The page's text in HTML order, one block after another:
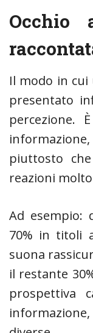
Occhio
Il modo in
presentato
percezione.
piuttosto
reazioni
Ad esempio:
70% in titoli
suona
il restante
prospettiva